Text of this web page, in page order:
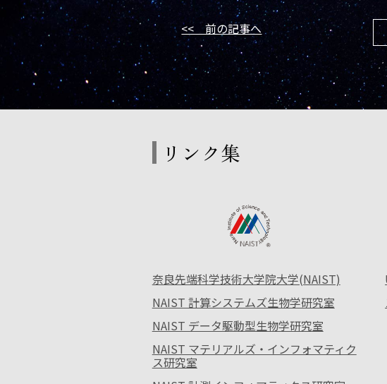
<< 前の記事へ
リンク集
奈良先端科学技術大学院大学(NAIST)
NAIST 計算システムズ生物学研究室
NAIST データ駆動型生物学研究室
NAIST マテリアルズ・インフォマティク
ス研究室